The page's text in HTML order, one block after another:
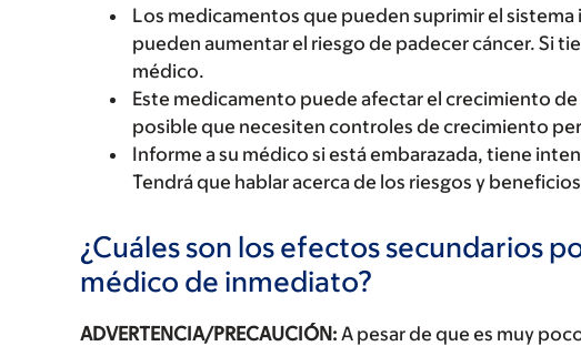
Los medicamentos que pueden suprimir el
pueden aumentar el riesgo de padecer cáncer. Si
médico.
Este medicamento puede afectar el crecimiento de
posible que necesiten controles de crecimiento
Informe a su médico si está embarazada, tiene
Tendrá que hablar acerca de los riesgos y
¿Cuáles son los efectos secundarios
médico de inmediato?
ADVERTENCIA/PRECAUCIÓN: A pesar de que es muy